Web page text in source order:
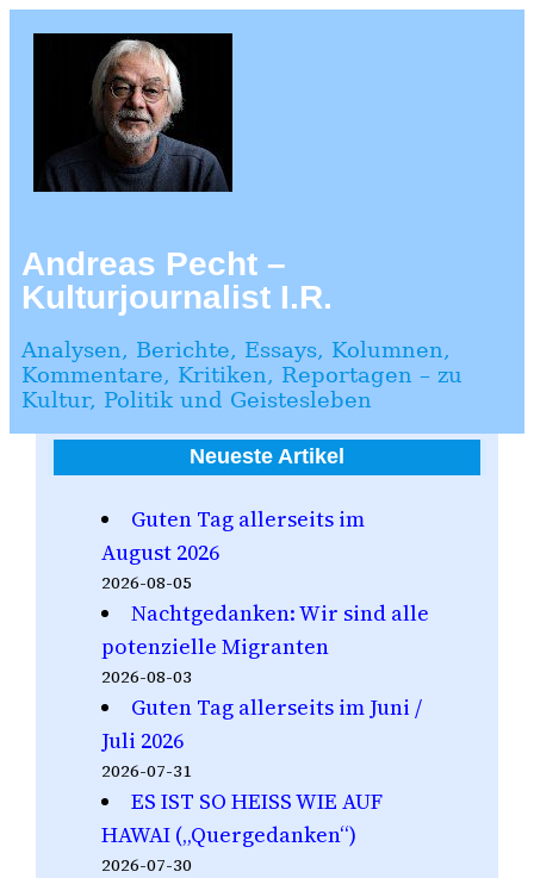
springen
Andreas Pecht –
Kulturjournalist I.R.
Analysen, Berichte, Essays, Kolumnen,
Kommentare, Kritiken, Reportagen – zu
Kultur, Politik und Geistesleben
Neueste Artikel
Guten Tag allerseits im
August 2026
2026-08-05
Nachtgedanken: Wir sind alle
potenzielle Migranten
2026-08-03
Guten Tag allerseits im Juni /
Juli 2026
2026-07-31
ES IST SO HEISS WIE AUF
HAWAI („Quergedanken“)
2026-07-30